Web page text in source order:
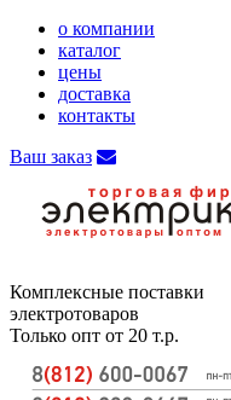
о компании
каталог
цены
доставка
контакты
Ваш заказ
Комплексные поставки
электротоваров
Только опт от 20 т.р.